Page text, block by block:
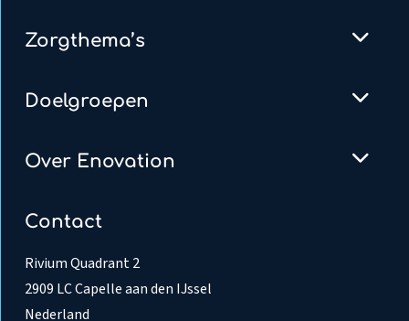
Zorgthema’s
Doelgroepen
Over Enovation
Contact
Rivium Quadrant 2
2909 LC Capelle aan den IJssel
Nederland